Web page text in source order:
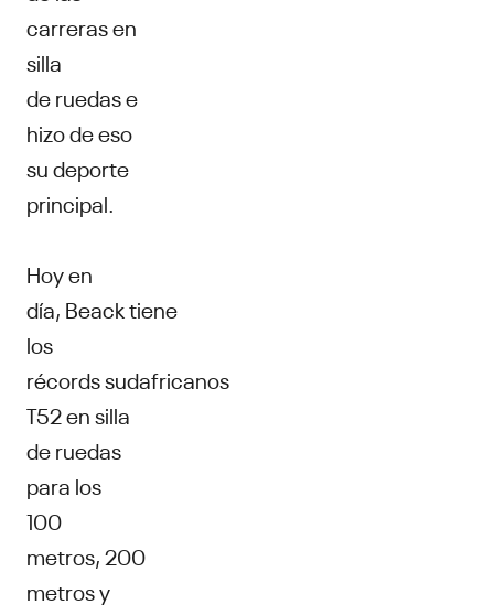
carreras en
silla
de ruedas e
hizo de eso
su deporte
principal.
Hoy en
día, Beack tiene
los
récords sudafricanos
T52 en silla
de ruedas
para los
100
metros, 200
metros y